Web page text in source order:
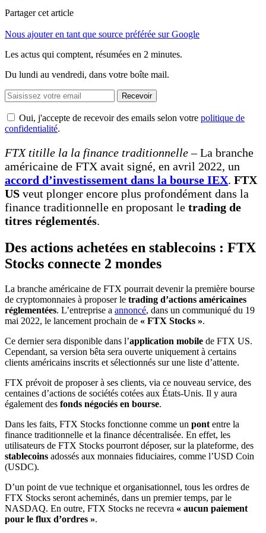
Partager cet article
Nous ajouter en tant que source préférée sur Google
Les actus qui comptent, résumées en 2 minutes.
Du lundi au vendredi, dans votre boîte mail.
Recevoir
Oui, j'accepte de recevoir des emails selon votre politique de
confidentialité.
FTX titille la la finance traditionnelle– La branche
américaine de FTX avait signé, en avril 2022, un
accord d’investissement dans la bourse IEX. FTX
US veut plonger encore plus profondément dans la
finance traditionnelle en proposant le trading de
titres réglementés.
Des actions achetées en stablecoins : FTX
Stocks connecte 2 mondes
La branche américaine de FTX pourrait devenir la première bourse
de cryptomonnaies à proposer le trading d’actions américaines
réglementées. L’entreprise a annoncé, dans un communiqué du 19
mai 2022, le lancement prochain de « FTX Stocks ».
Ce dernier sera disponible dans l’application mobile de FTX US.
Cependant, sa version bêta sera ouverte uniquement à certains
clients américains inscrits et sélectionnés sur une liste d’attente.
FTX prévoit de proposer à ses clients, via ce nouveau service, des
centaines d’actions de sociétés cotées aux États-Unis. Il y aura
également des fonds négociés en bourse.
Dans les faits, FTX Stocks fonctionne comme un pont entre la
finance traditionnelle et la finance décentralisée. En effet, les
utilisateurs de FTX Stocks pourront déposer, sur la plateforme, des
stablecoins adossés aux monnaies fiduciaires, comme l’USD Coin
(USDC).
D’un point de vue technique et organisationnel, tous les ordres de
FTX Stocks seront acheminés, dans un premier temps, par le
NASDAQ. En outre, FTX Stocks ne recevra « aucun paiement
pour le flux d’ordres ».